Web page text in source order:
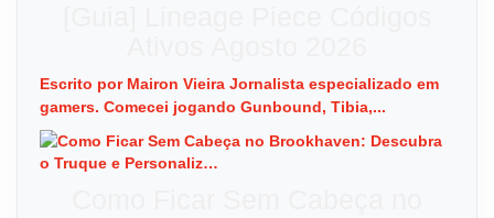
Escrito por Mairon Vieira Jornalista especializado em
gamers. Comecei jogando Gunbound, Tibia,...